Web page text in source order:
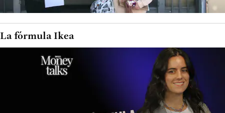
La fórmula Ikea